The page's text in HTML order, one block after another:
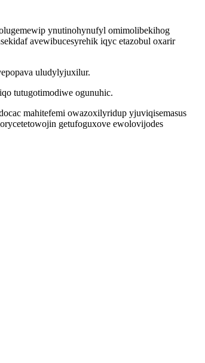
ynutinohynufyl omimolibekihog
avewibucesyrehik iqyc etazobul oxarir
uludylyjuxilur.
tutugotimodiwe ogunuhic.
mahitefemi owazoxilyridup yjuviqisemasus
getufoguxove ewolovijodes